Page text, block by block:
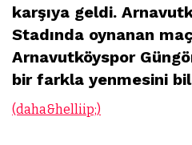
karşıya geldi.
Stadında oynanan
Arnavutköyspor
bir farkla yenmesini
(daha&helliip;)